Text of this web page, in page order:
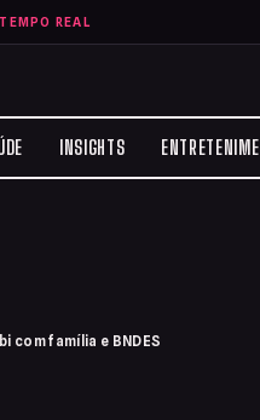
REAL
INSIGHTS
com família e BNDES